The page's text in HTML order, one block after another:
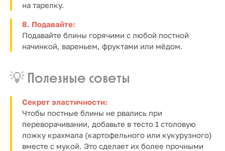
на тарелку.
8. Подавайте:
Подавайте блины горячими с любой постной
начинкой, вареньем, фруктами или мёдом.
💡 Полезные советы
Секрет эластичности:
Чтобы постные блины не рвались при
переворачивании, добавьте в тесто 1 столовую
ложку крахмала (картофельного или кукурузного)
вместе с мукой. Это сделает их более прочными